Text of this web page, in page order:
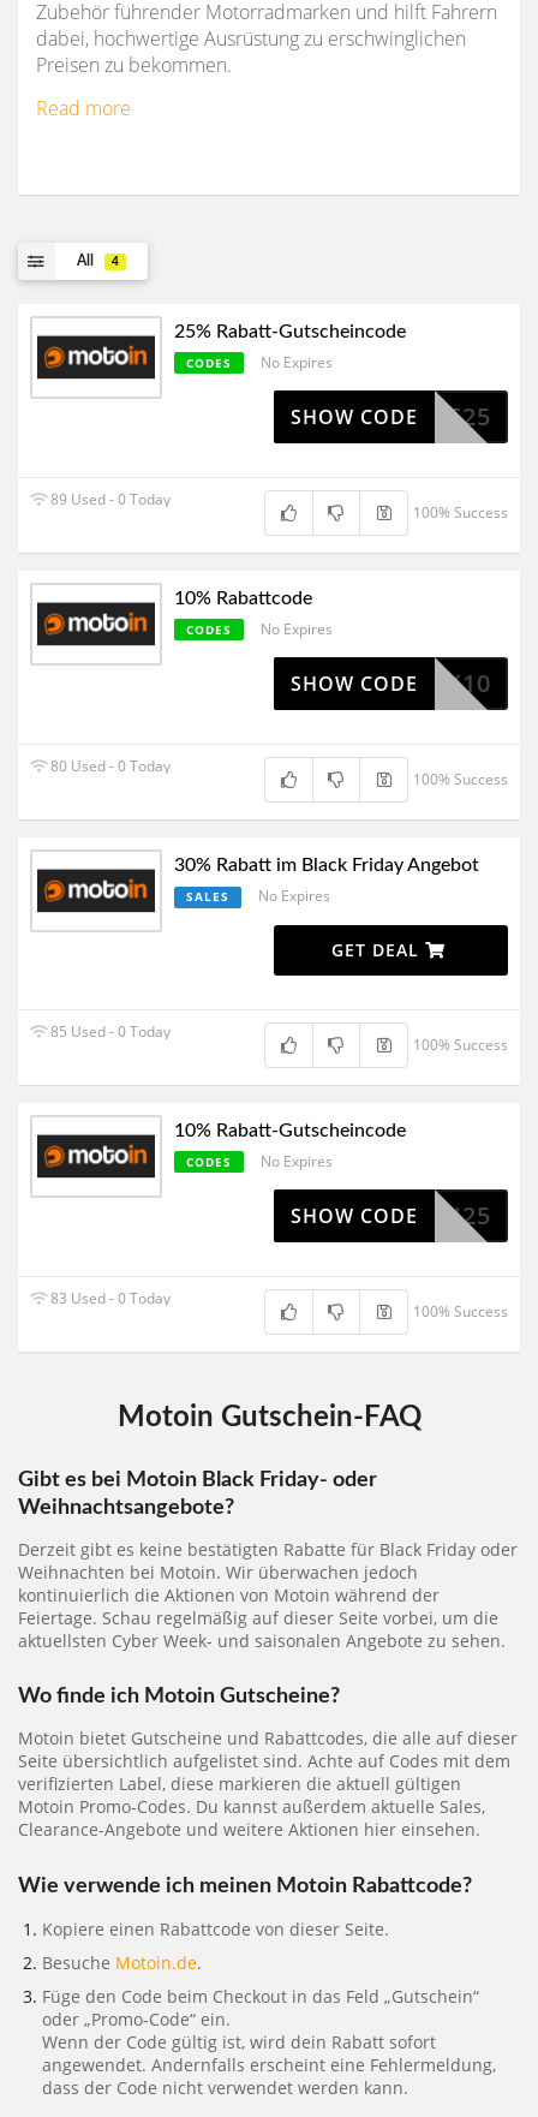
Zubehör führender Motorradmarken und hilft Fahrern
dabei, hochwertige Ausrüstung zu erschwinglichen
Preisen zu bekommen.
Read more
All 4
25% Rabatt-Gutscheincode
CODES No Expires
SALE25
SHOW CODE
89 Used - 0 Today
100% Success
10% Rabattcode
CODES No Expires
MEBACK10
SHOW CODE
80 Used - 0 Today
100% Success
30% Rabatt im Black Friday Angebot
SALES No Expires
GET DEAL
85 Used - 0 Today
100% Success
10% Rabatt-Gutscheincode
CODES No Expires
LOWEEN25
SHOW CODE
83 Used - 0 Today
100% Success
Motoin Gutschein-FAQ
Gibt es bei Motoin Black Friday- oder
Weihnachtsangebote?
Derzeit gibt es keine bestätigten Rabatte für Black Friday oder
Weihnachten bei Motoin. Wir überwachen jedoch
kontinuierlich die Aktionen von Motoin während der
Feiertage. Schau regelmäßig auf dieser Seite vorbei, um die
aktuellsten Cyber Week- und saisonalen Angebote zu sehen.
Wo finde ich Motoin Gutscheine?
Motoin bietet Gutscheine und Rabattcodes, die alle auf dieser
Seite übersichtlich aufgelistet sind. Achte auf Codes mit dem
verifizierten Label, diese markieren die aktuell gültigen
Motoin Promo-Codes. Du kannst außerdem aktuelle Sales,
Clearance-Angebote und weitere Aktionen hier einsehen.
Wie verwende ich meinen Motoin Rabattcode?
Kopiere einen Rabattcode von dieser Seite.
Besuche Motoin.de.
Füge den Code beim Checkout in das Feld „Gutschein“
oder „Promo-Code“ ein.
Wenn der Code gültig ist, wird dein Rabatt sofort
angewendet. Andernfalls erscheint eine Fehlermeldung,
dass der Code nicht verwendet werden kann.